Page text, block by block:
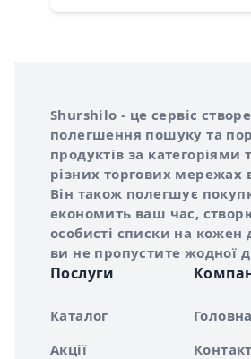
Про сервіс Shurshilo
Shurshilo - це сервіс
полегшення пошуку та
продуктів за категоріями
різних торгових мережах
Він також полегшує
економить ваш час,
особисті списки на кожен
ви не пропустите жодної
Послуги
Каталог
Акції